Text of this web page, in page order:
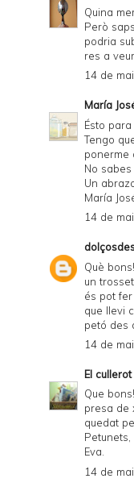
Quina
Però
podria
res a
14 de
María
Ésto
Tengo
ponerme
No sabes
Un
María
14 de
Què
un
és pot
que llevi
petó des
14 de
El
Que
presa de
quedat
Petunets,
Eva.
14 de